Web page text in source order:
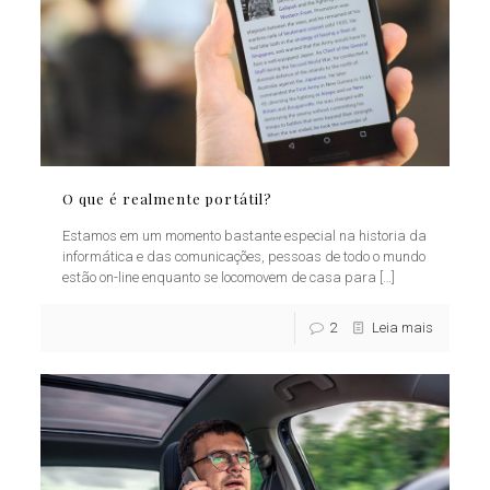
O que é realmente portátil?
Estamos em um momento bastante especial na historia da
informática e das comunicações, pessoas de todo o mundo
estão on-line enquanto se locomovem de casa para
2 Leia mais